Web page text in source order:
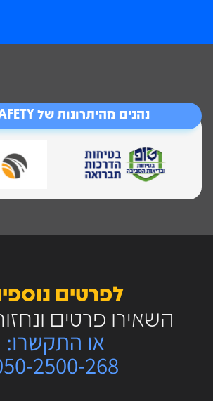
נהנים מהיתרונות של FOX SAFETY
לפרטים
השאירו פרטים
או התקשרו:
2500-268